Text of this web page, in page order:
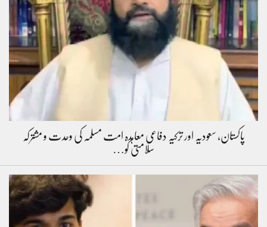
پاکستان، سعودیہ اور ترکیہ دفاعی معاہدہ امت مسلمہ کی وحدت و مشترکہ
سلامتی کو…